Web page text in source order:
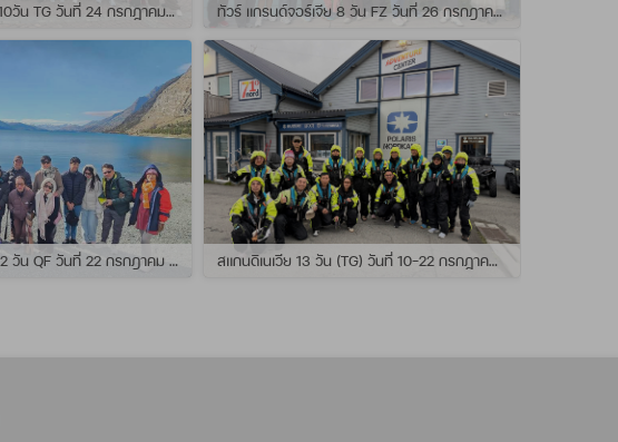
ทัวร์ สแกนดิเนเวีย 10วัน TG วันที่ 24 กรกฏาคม - 02 สิงหาคม 2569 เดินทางกับไกด์พี่ยอร์ช ทัวร์ แกรนด์จอร์เจีย 8 วัน FZ วันที่ 26 กรกฎาคม - 02 สิงหาคม 2569 เดินทางกับไกด์พี่โจ๊ก
แกรนด์นิวซีแลนด์ 12 วัน QF วันที่ 22 กรกฎาคม - 3 สิงหาคม 2569 เดินทางกับไกด์พี่โจ้ สแกนดิเนเวีย 13 วัน (TG) วันที่ 10-22 กรกฏาคม 2569 เดินทางกับไกด์พี่เต้ย